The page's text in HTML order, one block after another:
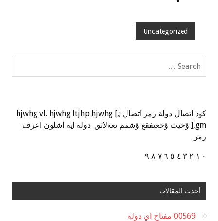
Uncategorized
كود اتصال دولة رمز اتصال ;,] hjwhg vl. hjwhg ltjhp hjwhg
],gm ؤخيث ؤخعىفقغ ؤشمم ىعةلاثق دولة ايه اشلون اعرف
رمز
٠ ١ ٢ ٣ ٤ ٥ ٦ ٧ ٨ ٩
أحدث المقالات
00569 مفتاح اي دولة